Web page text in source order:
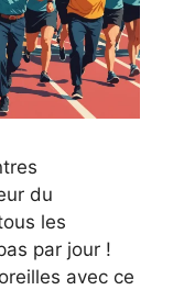
du
les
par jour !
avec ce